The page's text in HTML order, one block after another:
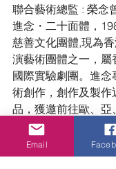
聯合藝術總監 : 榮念
進念・二十面體，
慈善文化團體,現為
演藝術團體之一，屬
國際實驗劇團。進
術創作，創作及製作
品，獲邀前往歐、
演出及交流。進念多
香港文化藝術新領
化交流，倡議藝術
Email